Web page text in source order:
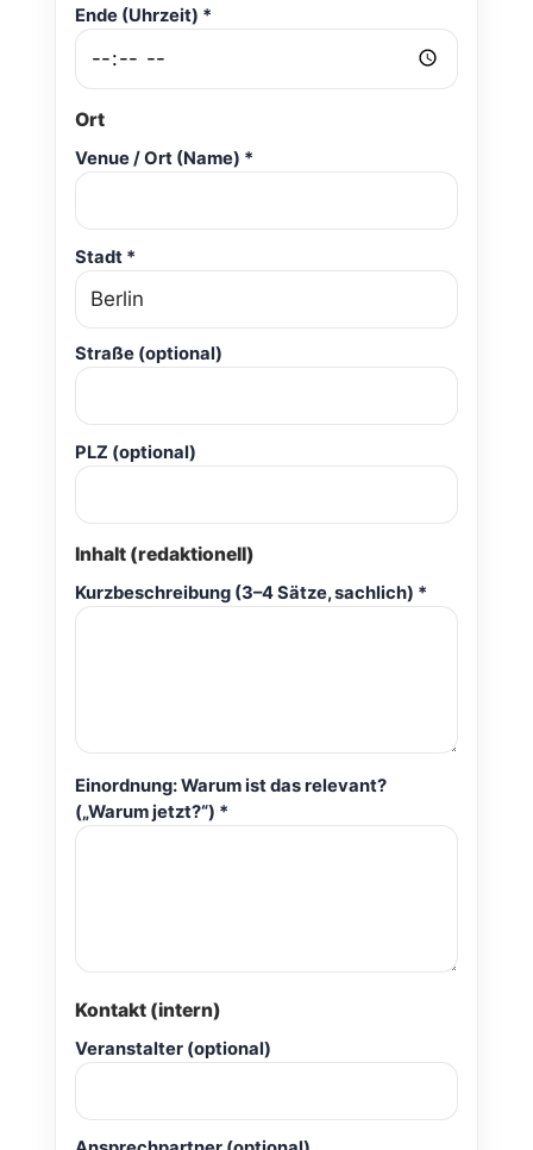
Ende (Uhrzeit) *
Ort
Venue / Ort (Name) *
Stadt *
Straße (optional)
PLZ (optional)
Inhalt (redaktionell)
Kurzbeschreibung (3–4 Sätze, sachlich) *
Einordnung: Warum ist das relevant?
(„Warum jetzt?“) *
Kontakt (intern)
Veranstalter (optional)